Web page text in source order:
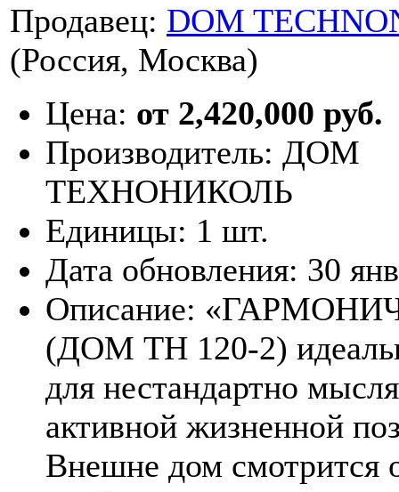
Продавец: DOM
(Россия, Москва)
Цена: от 2,420,000 руб.
Производитель: ДОМ
ТЕХНОНИКОЛЬ
Единицы: 1 шт.
Дата обновления: 30
Описание:
(ДОМ ТН 120-2)
для нестандартно
активной жизненной
Внешне дом смотрится